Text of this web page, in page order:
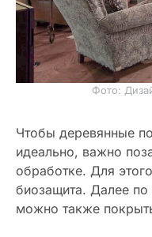
Фото:
Чтобы деревянные
идеально, важно
обработке. Для
биозащита. Далее
можно также